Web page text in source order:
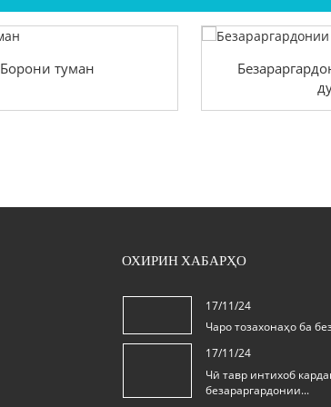
Борони туман
ОХИРИН ХАБАРҲО
17/11/24
Чаро тозахонаҳо ба
17/11/24
Чӣ тавр интихоб
безараргардонии...